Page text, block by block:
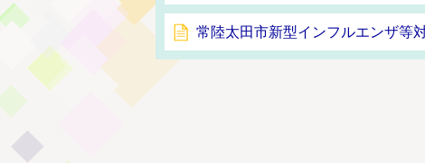
常陸太田市新型インフルエンザ等